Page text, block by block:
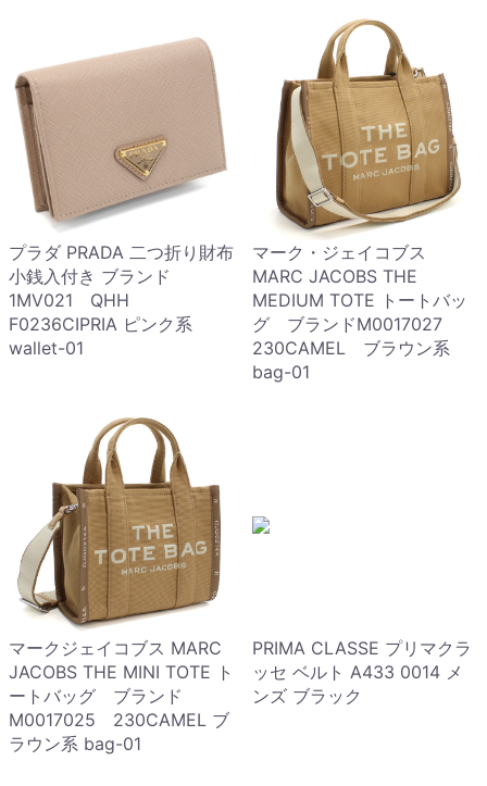
プラダ PRADA 二つ折り財布
小銭入付き ブランド
1MV021 QHH
F0236CIPRIA ピンク系
wallet-01
マーク・ジェイコブス
MARC JACOBS THE
MEDIUM TOTE トートバッ
グ ブランドM0017027
230CAMEL ブラウン系
bag-01
マークジェイコブス MARC
JACOBS THE MINI TOTE ト
ートバッグ ブランド
M0017025 230CAMEL ブ
ラウン系 bag-01
PRIMA CLASSE プリマクラ
ッセ ベルト A433 0014 メ
ンズ ブラック